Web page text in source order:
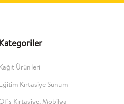
Ürünleri
Kırtasiye Sunum
Kırtasiye, Mobilya